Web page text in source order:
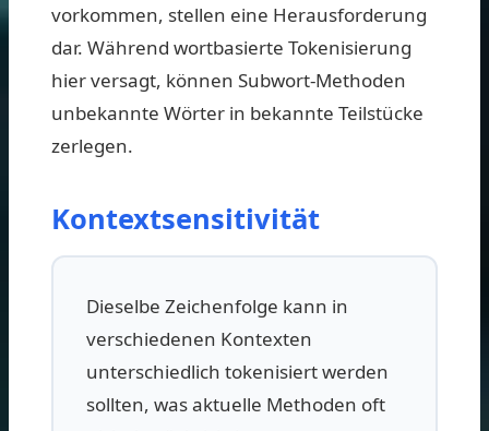
vorkommen, stellen eine Herausforderung
dar. Während wortbasierte Tokenisierung
hier versagt, können Subwort-Methoden
unbekannte Wörter in bekannte Teilstücke
zerlegen.
Kontextsensitivität
Dieselbe Zeichenfolge kann in
verschiedenen Kontexten
unterschiedlich tokenisiert werden
sollten, was aktuelle Methoden oft